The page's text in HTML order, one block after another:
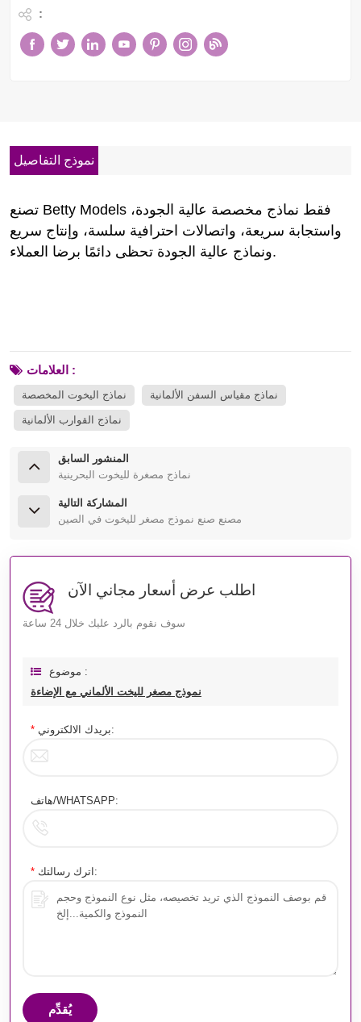
:
نموذج التفاصيل
تصنع Betty Models فقط نماذج مخصصة عالية الجودة،
واستجابة سريعة، واتصالات احترافية سلسة، وإنتاج سريع
ونماذج عالية الجودة تحظى دائمًا برضا العملاء.
العلامات :
نماذج اليخوت المخصصة نماذج مقياس السفن الألمانية
نماذج القوارب الألمانية
المنشور السابق
نماذج مصغرة لليخوت البحرينية
المشاركة التالية
مصنع صنع نموذج مصغر لليخوت في الصين
اطلب عرض أسعار مجاني الآن
سوف نقوم بالرد عليك خلال 24 ساعة
موضوع :
نموذج مصغر لليخت الألماني مع الإضاءة
* بريدك الالكتروني:
هاتف/WHATSAPP:
* اترك رسالتك:
يُقدِّم